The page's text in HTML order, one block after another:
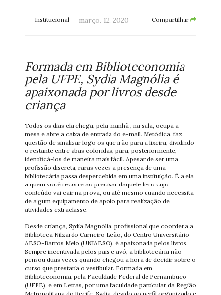
Institucional março. 12, 2020 Compartilhar
Formada em Biblioteconomia
pela UFPE, Sydia Magnólia é
apaixonada por livros desde
criança
Todos os dias ela chega, pela manhã , na sala, ocupa a
mesa e abre a caixa de entrada do e-mail. Metódica, faz
questão de sinalizar logo os que irão para a lixeira, dividindo
o restante entre abas coloridas, para, posteriormente,
identificá-los de maneira mais fácil. Apesar de ser uma
profissão discreta, raras vezes a presença de uma
bibliotecária passa despercebida em uma instituição. É a ela
a quem você recorre ao precisar daquele livro cujo
conteúdo vai cair na prova, ou até mesmo quando necessita
de algum equipamento de apoio para realização de
atividades extraclasse.
Desde criança, Sydia Magnólia, profissional que coordena a
Biblioteca Nilzardo Carneiro Leão, do Centro Universitário
AESO-Barros Melo (UNIAESO), é apaixonada pelos livros.
Sempre incentivada pelos pais e avó, a bibliotecária não
pensou duas vezes quando chegou a hora de decidir sobre o
curso que prestaria o vestibular. Formada em
Biblioteconomia, pela Faculdade Federal de Pernambuco
(UFPE), e em Letras, por uma faculdade particular da Região
Metropolitana do Recife, Sydia, devido ao perfil organizado e